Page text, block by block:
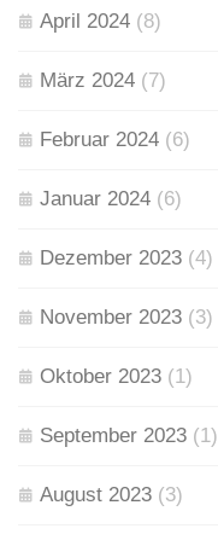
April 2024 (8)
März 2024 (7)
Februar 2024 (6)
Januar 2024 (6)
Dezember 2023 (4)
November 2023 (3)
Oktober 2023 (1)
September 2023 (1)
August 2023 (3)